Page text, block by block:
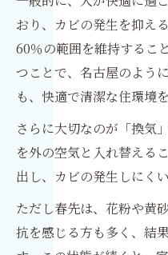
おり、カビの発生を抑え
60％の範囲を維持するこ
つことで、名古屋のよう
も、快適で清潔な住環境
さらに大切なのが「換気
を外の空気と入れ替える
出し、カビの発生しにく
ただし春先は、花粉や黄
抗を感じる方も多く、結